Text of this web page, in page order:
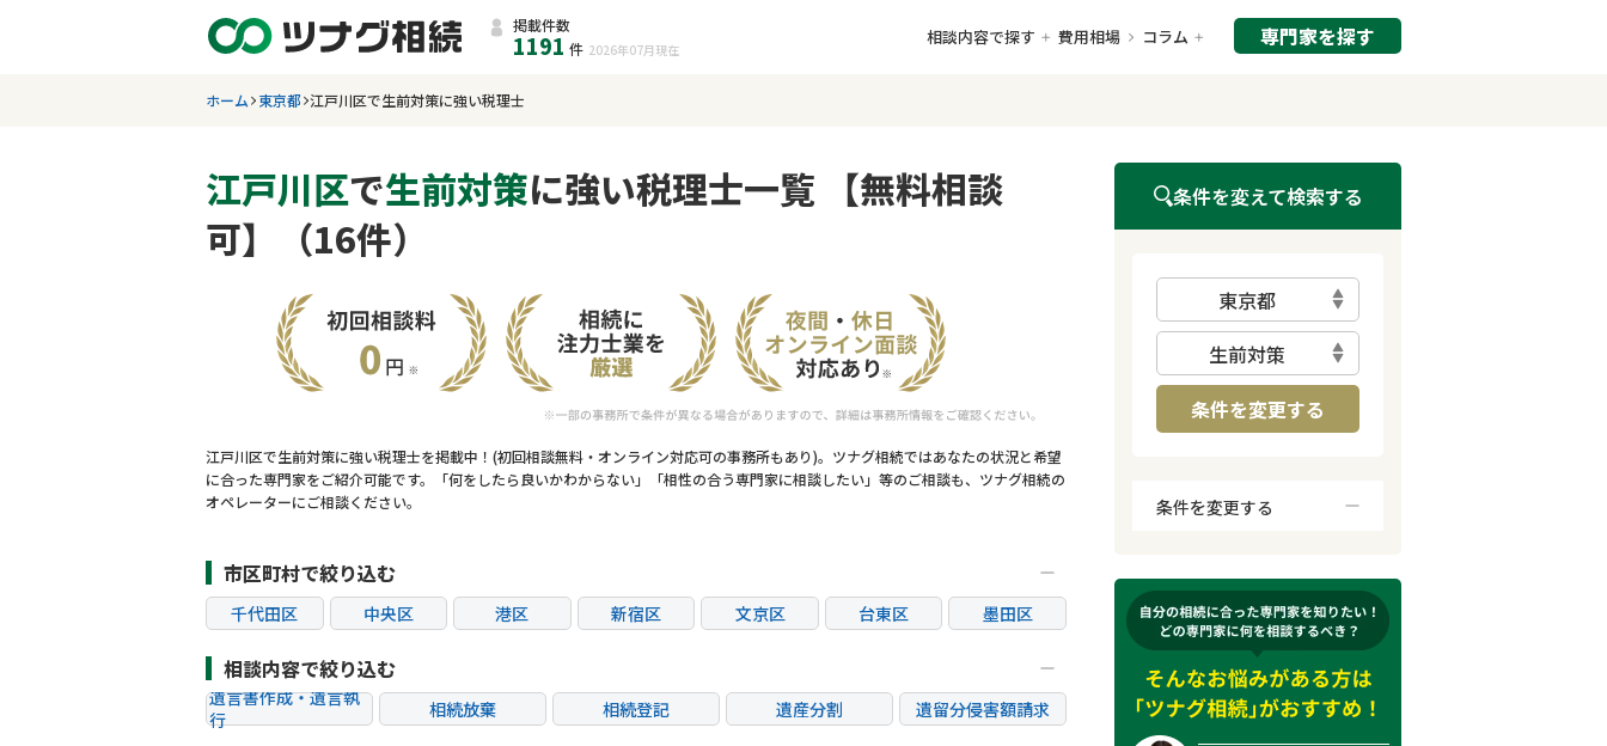
掲載件数
1191 件 2026年07月 現在
相談内容で探す 費用相場 コラム 専門家を探す
ホーム 東京都 江戸川区で生前対策に強い税理士
江戸川区で生前対策に強い税理士一覧 【無料相談
可】（16件）
江戸川区で生前対策に強い税理士を掲載中！(初回相談無料・オンライン対応可の事務所もあり)。ツナグ相続ではあなたの状況と希望
に合った専門家をご紹介可能です。「何をしたら良いかわからない」「相性の合う専門家に相談したい」等のご相談も、ツナグ相続の
オペレーターにご相談ください。
市区町村で絞り込む
千代田区 中央区 港区 新宿区 文京区 台東区
墨田区
杉並区
豊島区 北区 荒川区 板橋区 練馬区
足立区
葛飾区
江戸川区 八王子市 立川市 三鷹市 府中市
調布市
相談内容で絞り込む
遺言書作成・遺言執
行
相続放棄 相続登記 遺産分割
遺留分侵害額請求
条件を変えて検索する
東京都
生前対策
条件を変更する
条件を変更する
オンライン面談可能
初回相談無料
土日祝の相談可能
19時以降電話可能
電話相談可能
LINE予約可能